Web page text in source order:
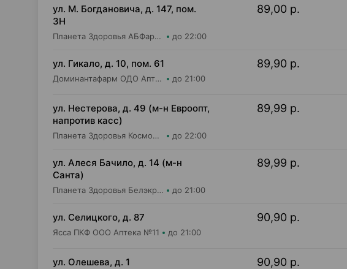
ул. М. Богдановича, д. 147, пом.
3Н
Планета Здоровья АБФармация ИООО Аптека №8 до 22:00
89,00 р.
ул. Гикало, д. 10, пом. 61
Доминантафарм ОДО Аптека №8 до 21:00
89,90 р.
ул. Нестерова, д. 49 (м-н Евроопт,
напротив касс)
Планета Здоровья КосмоФарма ООО Аптека №5 до 22:00
89,99 р.
ул. Алеся Бачило, д. 14 (м-н
Санта)
Планета Здоровья Белэкрос ОДО Аптека №2 до 21:00
89,99 р.
ул. Селицкого, д. 87
Ясса ПКФ ООО Аптека №11 до 21:00
90,90 р.
ул. Олешева, д. 1 90,90 р.